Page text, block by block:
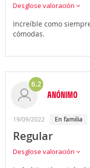
Desglose valoración
Increíble como
cómodas.
6.2
ANÓNIMO
19/09/2022 en familia
Regular
Desglose valoración